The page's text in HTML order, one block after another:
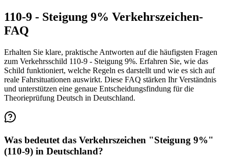
110-9 - Steigung 9% Verkehrszeichen-
FAQ
Erhalten Sie klare, praktische Antworten auf die häufigsten Fragen
zum Verkehrsschild 110-9 - Steigung 9%. Erfahren Sie, wie das
Schild funktioniert, welche Regeln es darstellt und wie es sich auf
reale Fahrsituationen auswirkt. Diese FAQ stärken Ihr Verständnis
und unterstützen eine genaue Entscheidungsfindung für die
Theorieprüfung Deutsch in Deutschland.
Was bedeutet das Verkehrszeichen "Steigung 9%"
(110-9) in Deutschland?